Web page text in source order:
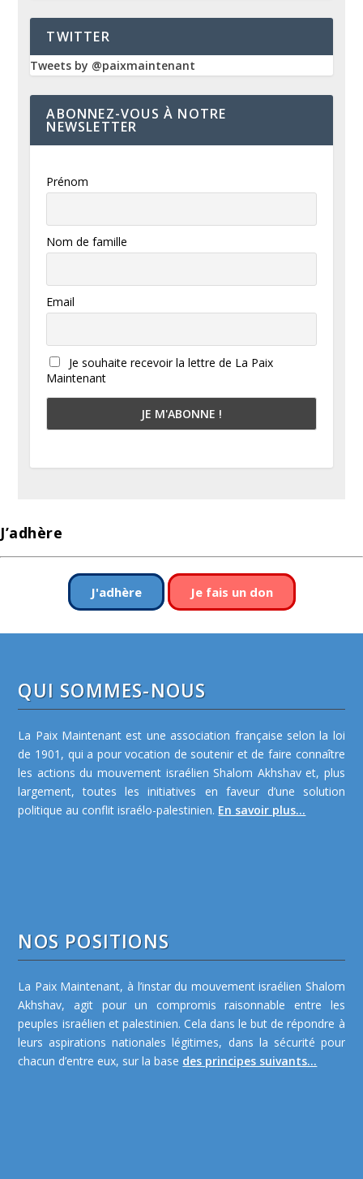
TWITTER
Tweets by @paixmaintenant
ABONNEZ-VOUS À NOTRE
NEWSLETTER
Prénom
Nom de famille
Email
Je souhaite recevoir la lettre de La Paix
Maintenant
J’adhère
J'adhère Je fais un don
QUI SOMMES-NOUS
La Paix Maintenant est une association française selon la loi
de 1901, qui a pour vocation de soutenir et de faire connaître
les actions du mouvement israélien Shalom Akhshav et, plus
largement, toutes les initiatives en faveur d’une solution
politique au conflit israélo-palestinien. En savoir plus...
NOS POSITIONS
La Paix Maintenant, à l’instar du mouvement israélien Shalom
Akhshav, agit pour un compromis raisonnable entre les
peuples israélien et palestinien. Cela dans le but de répondre à
leurs aspirations nationales légitimes, dans la sécurité pour
chacun d’entre eux, sur la base des principes suivants...